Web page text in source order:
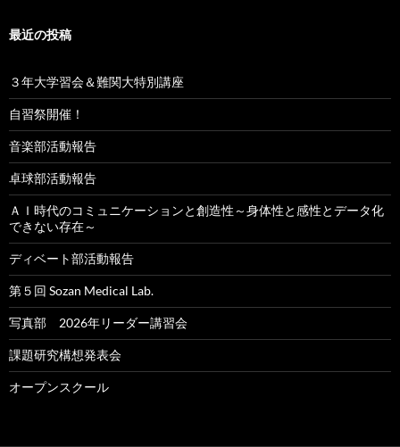
ン
最近の投稿
３年大学習会＆難関大特別講座
自習祭開催！
音楽部活動報告
卓球部活動報告
ＡＩ時代のコミュニケーションと創造性～身体性と感性とデータ化
できない存在～
ディベート部活動報告
第５回 Sozan Medical Lab.
写真部 2026年リーダー講習会
課題研究構想発表会
オープンスクール